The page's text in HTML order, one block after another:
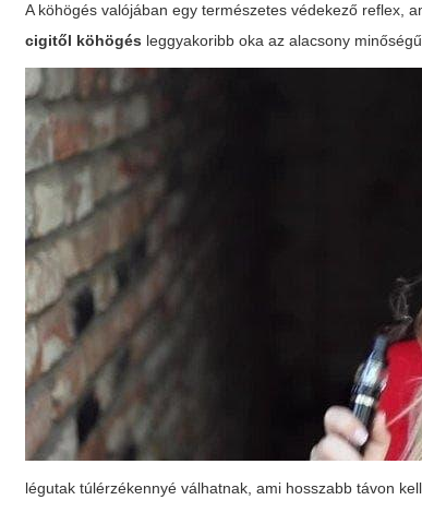
A köhögés valójában egy természetes védekező reflex,
cigitől köhögés leggyakoribb oka azalacsony
légutak túlérzékennyé válhatnak, ami hosszabb távon